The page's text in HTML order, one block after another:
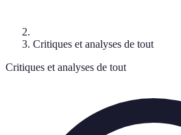
Critiques et analyses de tout
Critiques et analyses de tout